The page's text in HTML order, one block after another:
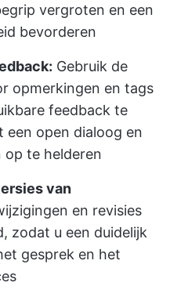
vergroten en een
bevorderen
Gebruik de
opmerkingen en tags
feedback te
een open dialoog en
op te helderen
van
en revisies
zodat u een duidelijk
gesprek en het